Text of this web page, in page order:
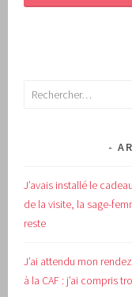
Rechercher :
J’avais installé le
de la visite, la sage-
reste
J’ai attendu mon
à la CAF : j’ai compris